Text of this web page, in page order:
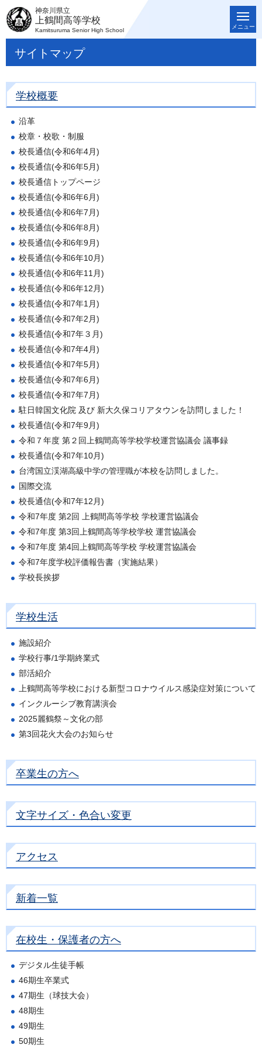
神奈川県立
上鶴間高等学校
Kamitsuruma Senior High School
メニュー
サイトマップ
学校概要
沿革
校章・校歌・制服
校長通信(令和6年4月)
校長通信(令和6年5月)
校長通信トップページ
校長通信(令和6年6月)
校長通信(令和6年7月)
校長通信(令和6年8月)
校長通信(令和6年9月)
校長通信(令和6年10月)
校長通信(令和6年11月)
校長通信(令和6年12月)
校長通信(令和7年1月)
校長通信(令和7年2月)
校長通信(令和7年３月)
校長通信(令和7年4月)
校長通信(令和7年5月)
校長通信(令和7年6月)
校長通信(令和7年7月)
駐日韓国文化院 及び 新大久保コリアタウンを訪問しました！
校長通信(令和7年9月)
令和７年度 第２回上鶴間高等学校学校運営協議会 議事録
校長通信(令和7年10月)
台湾国立渓湖高級中学の管理職が本校を訪問しました。
国際交流
校長通信(令和7年12月)
令和7年度 第2回 上鶴間高等学校 学校運営協議会
令和7年度 第3回上鶴間高等学校学校 運営協議会
令和7年度 第4回上鶴間高等学校 学校運営協議会
令和7年度学校評価報告書（実施結果）
学校長挨拶
学校生活
施設紹介
学校行事/1学期終業式
部活紹介
上鶴間高等学校における新型コロナウイルス感染症対策について
インクルーシブ教育講演会
2025麗鶴祭～文化の部
第3回花火大会のお知らせ
卒業生の方へ
文字サイズ・色合い変更
アクセス
新着一覧
在校生・保護者の方へ
デジタル生徒手帳
46期生卒業式
47期生（球技大会）
48期生
49期生
50期生